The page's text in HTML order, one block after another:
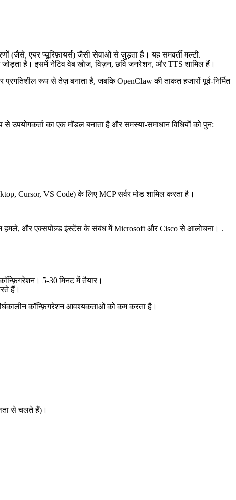
(जैसे, एयर प्यूरिफ़ायर्स) जैसी सेवाओं से जुड़ता है। यह समवर्ती मल्टी.
है। इसमें नेटिव वेब खोज, विज़न, छवि जनरेशन, और TTS शामिल हैं।
प्रगतिशील रूप से तेज़ बनाता है, जबकि OpenClaw की ताकत हजारों पूर्व-निर्मित
उपयोगकर्ता का एक मॉडल बनाता है और समस्या-समाधान विधियों को पुन:
Cursor, VS Code) के लिए MCP सर्वर मोड शामिल करता है।
चेन हमले, और एक्सपोज़्ड इंस्टेंस के संबंध में Microsoft और Cisco से आलोचना। .
5-30 मिनट में तैयार।
हैं।
कॉन्फ़िगरेशन आवश्यकताओं को कम करता है।
से चलते हैं)।